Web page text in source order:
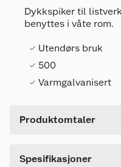
Dykkspiker til
benyttes i våte rom.
Utendørs bruk
500
Varmgalvanisert
Produktomtaler
Dette produktet har
Spesifikasjoner
Generelt
Artikkelnummer
Leverandørens
Forpakningsmål
Bruttovekt